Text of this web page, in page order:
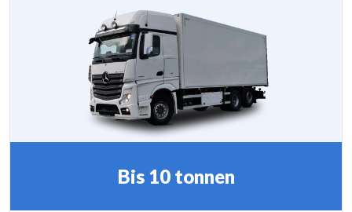
Bis 10 tonnen